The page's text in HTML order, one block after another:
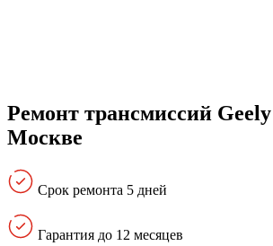
Ремонт трансмиссий
Москве
Срок ремонта 5 дней
Гарантия до 12 месяцев